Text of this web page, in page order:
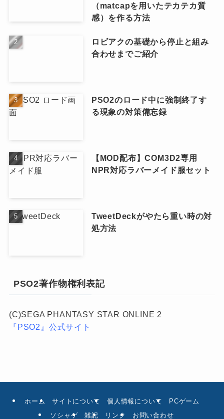
（matcapを用いたテカテカ質
感）を作る方法
ロビアクの基礎から停止と組み
合わせまでご紹介
PSO2のロード中に強制終了す
る現象の対策備忘録
【MOD配布】COM3D2専用
NPR対応ラバーメイド服セット
TweetDeckがやたら重い時の対
処方法
PSO2著作物権利表記
(C)SEGA PHANTASY STAR ONLINE 2
『PSO2』公式サイト
ホーム サイトについて 個人情報について
PCゲーム
ソシャゲ
雑記 リンク お問い合わせ